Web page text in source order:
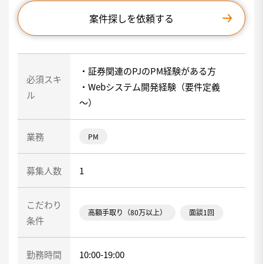
案件探しを依頼する
必須スキ
ル
・証券関連のPJのPM経験がある方
・Webシステム開発経験（要件定義
～）
業務 PM
募集人数 1
こだわり
条件
高額手取り（80万以上） 面談1回
勤務時間 10:00-19:00